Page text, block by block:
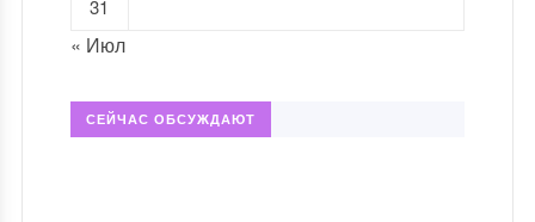
31
« Июл
СЕЙЧАС ОБСУЖДАЮТ